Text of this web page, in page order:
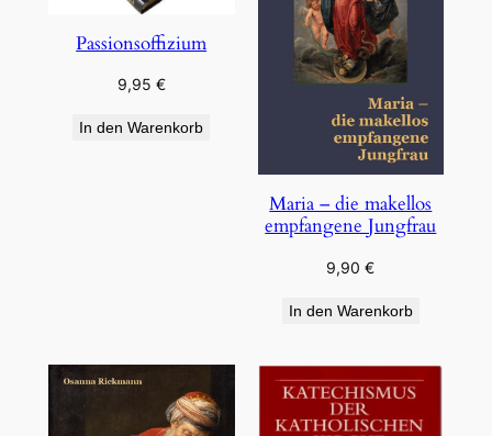
Passionsoffizium
9,95 €
In den Warenkorb
Maria – die makellos
empfangene Jungfrau
9,90€
In den Warenkorb